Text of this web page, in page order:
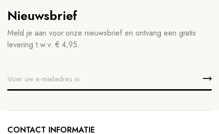
Nieuwsbrief
Meld je aan voor onze nieuwsbrief en ontvang een gratis
levering t.w.v. € 4,95.
CONTACT INFORMATIE